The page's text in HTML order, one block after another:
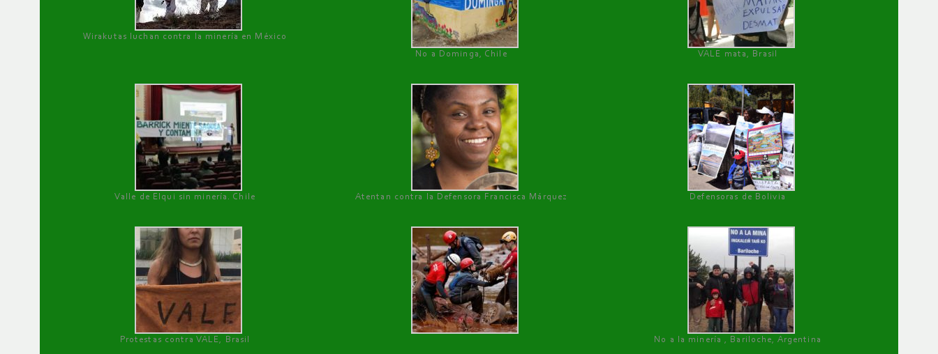
Wirakutas luchan contra la minería en México
No a Dominga, Chile
VALE mata, Brasil
Valle de Elqui sin minería. Chile Atentan contra la Defensora Francisca Márquez Defensoras de Bolivia
Protestas contra VALE, Brasil No a la minería , Bariloche, Argentina